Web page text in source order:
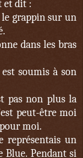
et dit :
grappin sur un
dans les bras
est soumis à son
pas non plus la
peut-être moi
moi.
représentais un
Blue. Pendant si